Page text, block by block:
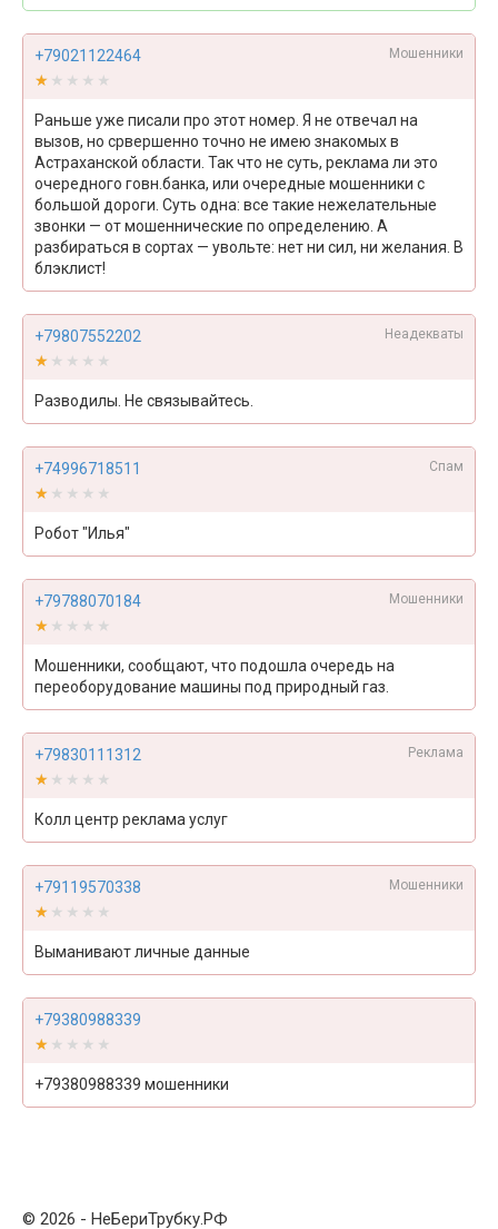
+79021122464 Мошенники
★★★★★
★★★★★
Раньше уже писали про этот номер. Я не отвечал на
вызов, но срвершенно точно не имею знакомых в
Астраханской области. Так что не суть, реклама ли это
очередного говн.банка, или очередные мошенники с
большой дороги. Суть одна: все такие нежелательные
звонки — от мошеннические по определению. А
разбираться в сортах — увольте: нет ни сил, ни желания. В
блэклист!
+79807552202 Неадекваты
★★★★★
★★★★★
Разводилы. Не связывайтесь.
+74996718511 Спам
★★★★★
★★★★★
Робот "Илья"
+79788070184 Мошенники
★★★★★
★★★★★
Мошенники, сообщают, что подошла очередь на
переоборудование машины под природный газ.
+79830111312 Реклама
★★★★★
★★★★★
Колл центр реклама услуг
+79119570338 Мошенники
★★★★★
★★★★★
Выманивают личные данные
+79380988339
★★★★★
★★★★★
+79380988339 мошенники
© 2026 - НеБериТрубку.РФ